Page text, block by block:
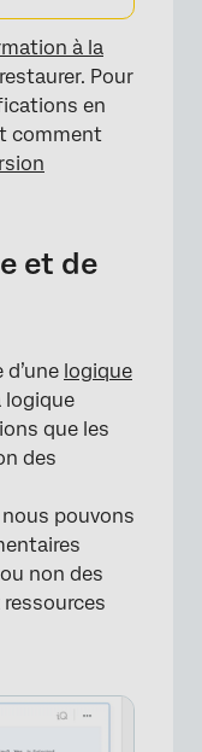
×
à la
Pour
en
comment
et de
logique
logique
que les
des
pouvons
non des
ressources